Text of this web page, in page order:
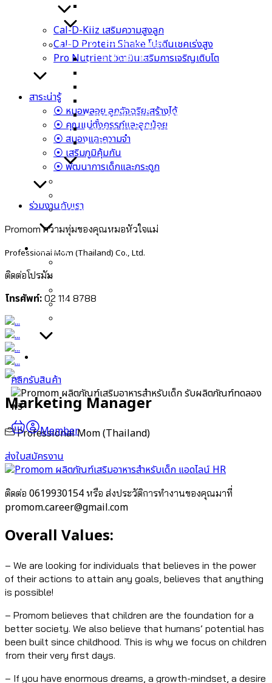
Cal-D-KII 6+ เพิ่มความสูง
⦿ Cal-D-KII 6+
● กรดอะมิโนจำเป็น L-Arginine
● ฟาร์มา กาบา Pharma GABA
● Zinc
Pro Nutrient วิตามินเสริมการเจริญเติบโต
สาระน่ารู้
⦿ เสริมภูมิคุ้มกัน
คลิกรับสินค้า
รับผลิตภัณฑ์ทดลอง
ฟรี
Member
Cal-D-Kiiz เสริมความสูงลูก
Cal-D Protein Shake โปรตีนเชคเร่งสูง
Pro Nutrient วิตามินเสริมการเจริญเติบโต
สาระน่ารู้
⦿ หมอพลอย ลูกอัจฉริยะสร้างได้
⦿ คุณแม่ตั้งครรภ์และลูกน้อย
⦿ สมองและความจำ
⦿ เสริมภูมิคุ้มกัน
⦿ พัฒนาการเด็กและกระดูก
ร่วมงานกับเรา
Promom ความทุ่มของคุณหมอหัวใจแม่
Professional Mom (Thailand) Co., Ltd.
ติดต่อโปรมัม
โทรศัพท์: 02 114 8788
Marketing Manager
Professional Mom (Thailand)
ส่งใบสมัครงาน
แอดไลน์ HR
ติดต่อ 0619930154 หรือ ส่งประวัติการทำงานของคุณมาที่
promom.career@gmail.com
Overall Values:
– We are looking for individuals that believes in the power
of their actions to attain any goals, believes that anything
is possible!
– Promom believes that children are the foundation for a
better society. We also believe that humans’ potential has
been built since childhood. This is why we focus on children
from their very first days.
– If you have enormous dreams, a growth-mindset, a desire